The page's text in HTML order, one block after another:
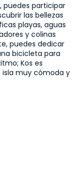
puedes participar
las bellezas
playas, aguas
y colinas
puedes dedicar
bicicleta para
Kos es
isla muy cómoda y